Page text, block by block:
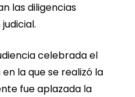
las diligencias
celebrada el
la que se realizó la
fue aplazada la